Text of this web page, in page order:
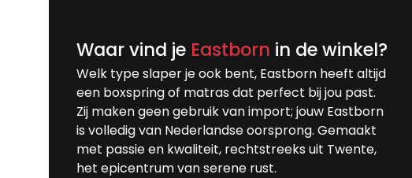
Waar vind je Eastborn in de winkel?
Welk type slaper je ook bent, Eastborn heeft altijd
een boxspring of matras dat perfect bij jou past.
Zij maken geen gebruik van import; jouw Eastborn
is volledig van Nederlandse oorsprong. Gemaakt
met passie en kwaliteit, rechtstreeks uit Twente,
het epicentrum van serene rust.